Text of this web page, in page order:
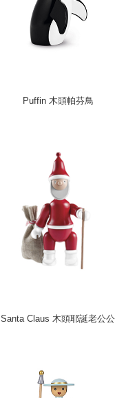
Puffin 木頭帕芬鳥
Santa Claus 木頭耶誕老公公